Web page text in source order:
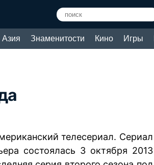
Азия Знаменитости Кино Игры
телесериал. Сериал
состоялась 3 октября 2013